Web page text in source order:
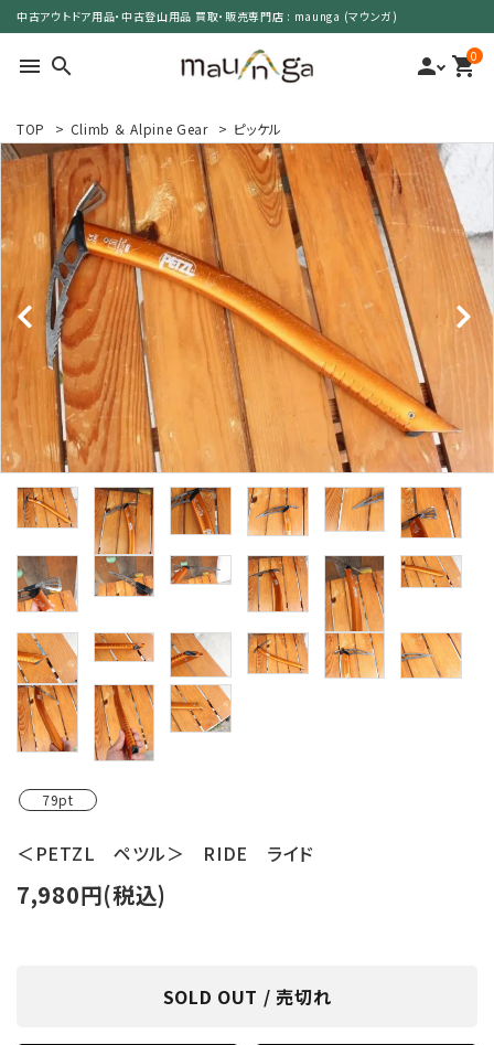
中古アウトドア用品・中古登山用品 買取・販売専門店 : maunga (マウンガ)
menu search person 0
shopping_cart
search
カテゴリーで選ぶ
サイズで選ぶ
特集で選ぶ
価格で選ぶ
買取案内
レンタル・修理
店舗情報
POLICY
INFORMATION
ACCOUNT MENU
ようこそ ゲスト 様
meeting_room ログイン
TOP > Climb ＆ Alpine Gear > ピッケル
79pt
＜PETZL ペツル＞ RIDE ライド
7,980円(税込)
SOLD OUT / 売切れ